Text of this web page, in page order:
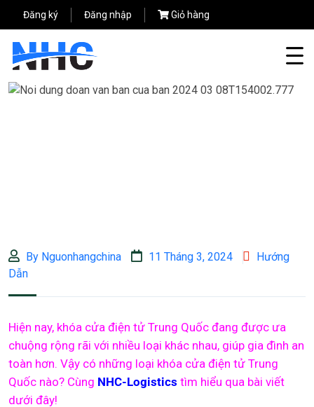
Đăng ký Đăng nhập Giỏ hàng
By Nguonhangchina 11 Tháng 3, 2024
Hướng
Dẫn
Hiện nay, khóa cửa điện tử Trung Quốc đang được ưa
chuộng rộng rãi với nhiều loại khác nhau, giúp gia đình an
toàn hơn. Vậy có những loại khóa cửa điện tử Trung
Quốc nào? Cùng NHC-Logistics tìm hiểu qua bài viết
dưới đây!